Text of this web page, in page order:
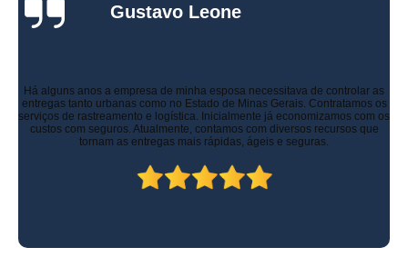
Gustavo Leone
Há alguns anos a empresa de minha esposa necessitava de controlar as
entregas tanto urbanas como no Estado de Minas Gerais. Contratamos os
serviços de rastreamento e logística. Inicialmente já economizamos com os
custos com seguros. Atualmente, contamos com diversos recursos que
tornam as entregas mais rápidas, ágeis e seguras.